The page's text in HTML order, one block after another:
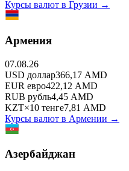
Курсы валют в Грузии →
Армения
07.08.26
USD доллар366,17 AMD
EUR евро422,12 AMD
RUB рубль4,45 AMD
KZT×10 тенге7,81 AMD
Курсы валют в Армении →
Азербайджан